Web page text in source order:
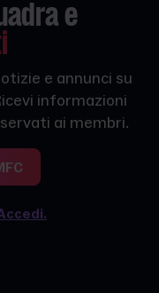
e
e annunci su
informazioni
ai membri.